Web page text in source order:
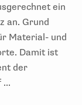
ein
an. Grund
Material- und
Damit ist
der